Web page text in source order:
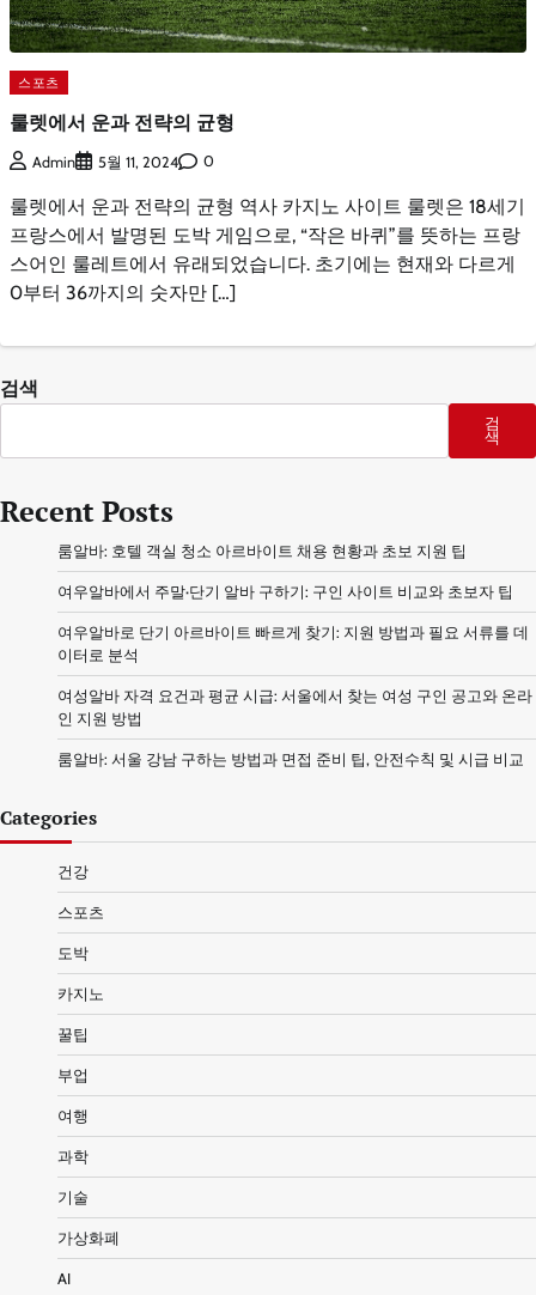
스포츠
룰렛에서 운과 전략의 균형
Admin 5월 11, 2024 0
룰렛에서 운과 전략의 균형 역사 카지노 사이트 룰렛은 18세기
프랑스에서 발명된 도박 게임으로, “작은 바퀴”를 뜻하는 프랑
스어인 룰레트에서 유래되었습니다. 초기에는 현재와 다르게
0부터 36까지의 숫자만 […]
검색
검
색
Recent Posts
룸알바: 호텔 객실 청소 아르바이트 채용 현황과 초보 지원 팁
여우알바에서 주말·단기 알바 구하기: 구인 사이트 비교와 초보자 팁
여우알바로 단기 아르바이트 빠르게 찾기: 지원 방법과 필요 서류를 데
이터로 분석
여성알바 자격 요건과 평균 시급: 서울에서 찾는 여성 구인 공고와 온라
인 지원 방법
룸알바: 서울 강남 구하는 방법과 면접 준비 팁, 안전수칙 및 시급 비교
Categories
건강
스포츠
도박
카지노
꿀팁
부업
여행
과학
기술
가상화폐
AI